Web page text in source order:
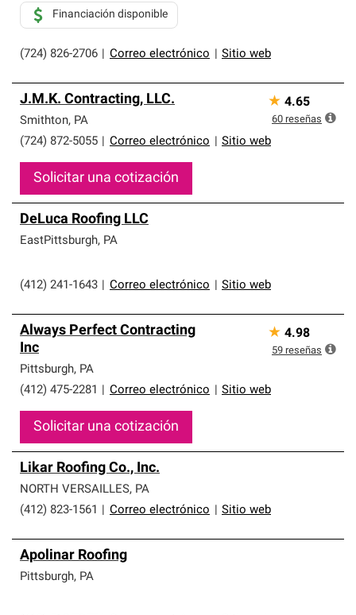
(724) 826-2706 Correo electrónico Sitio web
Financiación disponible
J.M.K. Contracting, LLC.
Smithton, PA
(724) 872-5055
Correo electrónico Sitio web
Solicitar una cotización
★ 4.65
60 reseñas
DeLuca Roofing LLC
EastPittsburgh, PA
(412) 241-1643 Correo electrónico Sitio web
Always Perfect Contracting
Inc
Pittsburgh, PA
(412) 475-2281
Correo electrónico Sitio web
Solicitar una cotización
★ 4.98
59 reseñas
Likar Roofing Co., Inc.
NORTH VERSAILLES, PA
(412) 823-1561
Correo electrónico Sitio web
Apolinar Roofing
Pittsburgh, PA